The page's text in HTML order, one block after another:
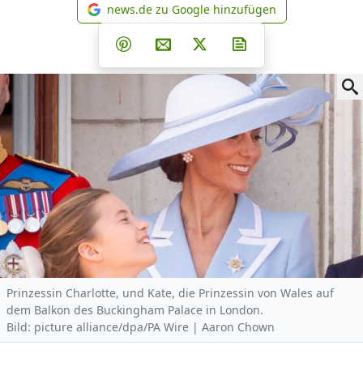
news.de zu Google
news.de zu Google hinzufügen
Teilen auf Facebook
Teilen auf Whatsapp
Teilen auf Telegram
Teilen auf Pinterest
Per E-Mail teilen
Post auf X
Prinzessin Charlotte, und Kate, die Prinzessin von Wales auf
dem Balkon des Buckingham Palace in London.
Bild: picture alliance/dpa/PA Wire | Aaron Chown